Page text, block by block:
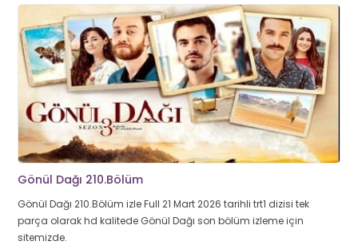
Gönül Dağı 210.Bölüm
Gönül Dağı 210.Bölüm izle Full 21 Mart 2026 tarihli trt1 dizisi tek
parça olarak hd kalitede Gönül Dağı son bölüm izleme için
sitemizde.